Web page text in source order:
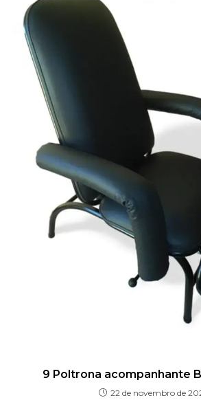
9 Poltrona acompanhante
22 de novembro de